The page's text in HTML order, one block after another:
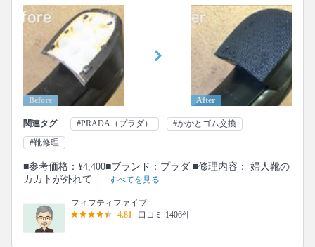
Before After
関連タグ #PRADA（プラダ）
#かかとゴム交換
#靴修理
...
■参考価格：¥4,400■ブランド：プラダ ■修理内容： 婦人靴の
カカトが外れて...
すべてを見る
フィフティファイブ
4.81
口コミ 1406件